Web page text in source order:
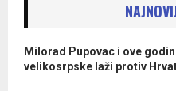
Milorad Pupovac i ove
velikosrpske laži protiv